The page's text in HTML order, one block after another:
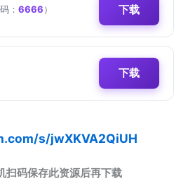
： 6666） 下载
下载
s/jwXKVA2QiUH
扫码保存此资源后再下载